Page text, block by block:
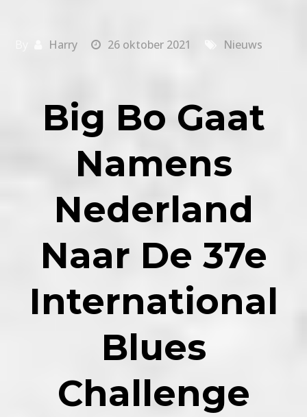
Harry 26 oktober 2021 Nieuws
Big Bo Gaat
Namens
Nederland
Naar De 37e
International
Blues
Challenge